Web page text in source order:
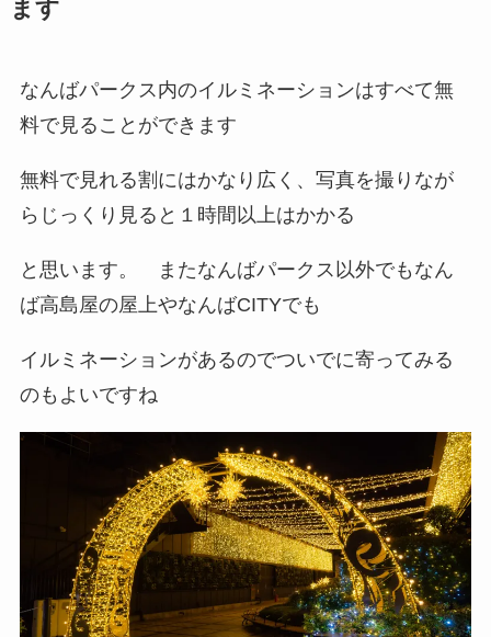
ます
なんばパークス内のイルミネーションはすべて無
料で見ることができます
無料で見れる割にはかなり広く、写真を撮りなが
らじっくり見ると１時間以上はかかる
と思います。 またなんばパークス以外でもなん
ば高島屋の屋上やなんばCITYでも
イルミネーションがあるのでついでに寄ってみる
のもよいですね